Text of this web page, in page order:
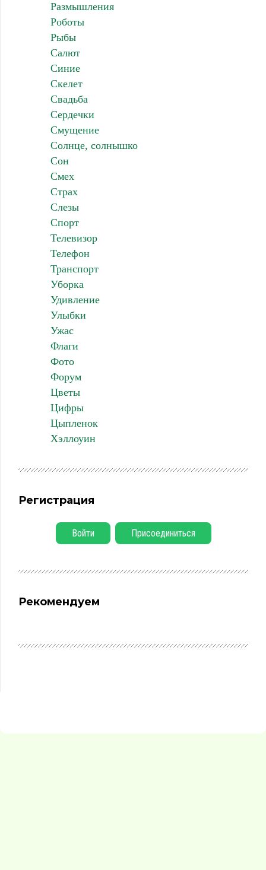
Размышления
Роботы
Рыбы
Салют
Синие
Скелет
Свадьба
Сердечки
Смущение
Солнце, солнышко
Сон
Смех
Страх
Слезы
Спорт
Телевизор
Телефон
Транспорт
Уборка
Удивление
Улыбки
Ужас
Флаги
Фото
Форум
Цветы
Цифры
Цыпленок
Хэллоуин
Регистрация
Войти Присоединиться
Рекомендуем